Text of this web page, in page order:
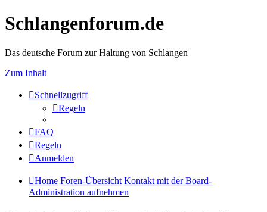
Schlangenforum.de
Das deutsche Forum zur Haltung von Schlangen
Zum Inhalt
Schnellzugriff
Regeln
FAQ
Regeln
Anmelden
Home Foren-Übersicht Kontakt mit der Board-
Administration aufnehmen